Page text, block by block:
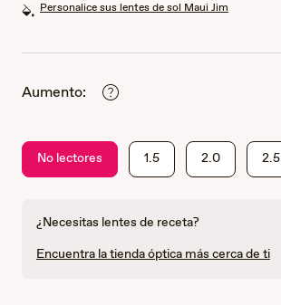
Personalice sus lentes de sol Maui Jim
Aumento:
No lectores 1.5 2.0 2.5
¿Necesitas lentes de receta?
Encuentra la tienda óptica más cerca de ti